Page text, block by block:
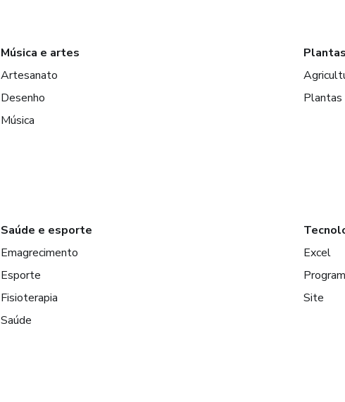
Música e artes
Artesanato
Desenho
Música
Plantas
Saúde e esporte
Emagrecimento
Esporte
Fisioterapia
Saúde
Excel
Site